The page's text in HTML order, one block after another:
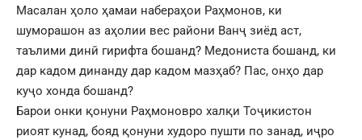
Масалан ҳоло ҳамаи набераҳои Раҳмонов, ки
шуморашон аз аҳолии вес райони Ванҷ зиёд аст,
таълими динӣ гирифта бошанд? Медониста бошанд, ки
дар кадом динанду дар кадом мазҳаб? Пас, онҳо дар
куҷо хонда бошанд?
Барои онки қонуни Раҳмоновро халқи Тоҷикистон
риоят кунад, бояд қонуни худоро пушти по занад, иҷро